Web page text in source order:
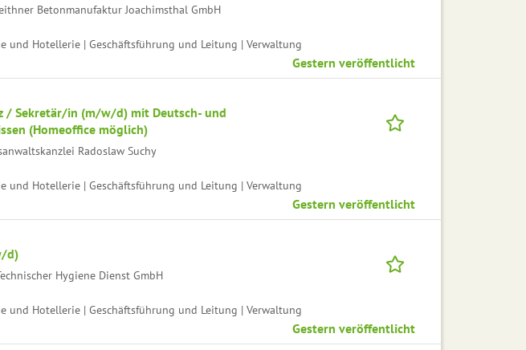
Betonmanufaktur Joachimsthal GmbH
und Hotellerie | Geschäftsführung und Leitung | Verwaltung
Gestern veröffentlicht
/ Sekretär/in (m/w/d) mit Deutsch- und
(Homeoffice möglich)
Radoslaw Suchy
und Hotellerie | Geschäftsführung und Leitung | Verwaltung
Gestern veröffentlicht
d)
Hygiene Dienst GmbH
und Hotellerie | Geschäftsführung und Leitung | Verwaltung
Gestern veröffentlicht